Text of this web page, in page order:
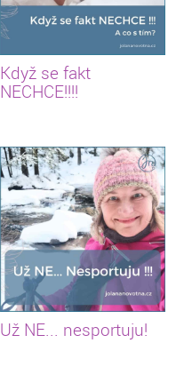
Když se fakt
NECHCE!!!!
Už NE... nesportuju!